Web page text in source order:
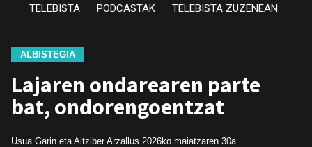
TELEBISTA PODCASTAK TELEBISTA ZUZENEAN
ALBISTEGIA
Lajaren ondarearen parte
bat, ondorengoentzat
Usua Garin eta Aitziber Arzallus 2026ko maiatzaren 30a